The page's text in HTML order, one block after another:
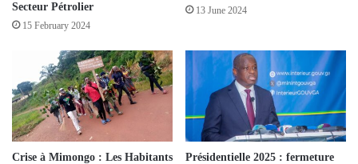
Secteur Pétrolier
15 February 2024
13 June 2024
Crise à Mimongo : Les Habitants
Présidentielle 2025 : fermeture